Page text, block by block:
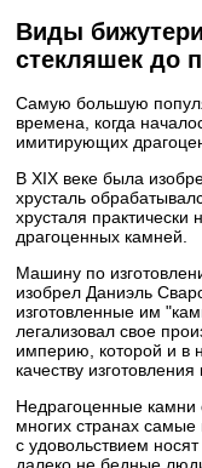
Виды
стекляшек до
Самую большую
времена, когда
имитирующих
В XIX веке была
хрусталь
хрусталя практически
драгоценных камней.
Машину по
изобрел Даниэль
изготовленные им
легализовал свое
империю, которой и в
качеству
Недрагоценные камни
многих странах самые
с удовольствием